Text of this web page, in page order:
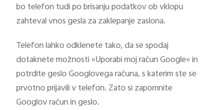
bo telefon tudi po brisanju podatkov ob vklopu
zahteval vnos gesla za zaklepanje zaslona.
Telefon lahko odklenete tako, da se spodaj
dotaknete možnosti »Uporabi moj račun Google« in
potrdite geslo Googlovega računa, s katerim ste se
prvotno prijavili v telefon. Zato si zapomnite
Googlov račun in geslo.